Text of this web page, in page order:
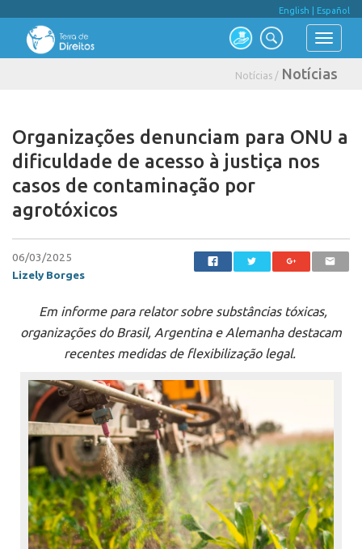
English Español
Notícias / Notícias
Organizações denunciam para ONU a
dificuldade de acesso à justiça nos
casos de contaminação por
agrotóxicos
06/03/2025
Lizely Borges
Em informe para relator sobre substâncias tóxicas,
organizações do Brasil, Argentina e Alemanha destacam
recentes medidas de flexibilização legal.